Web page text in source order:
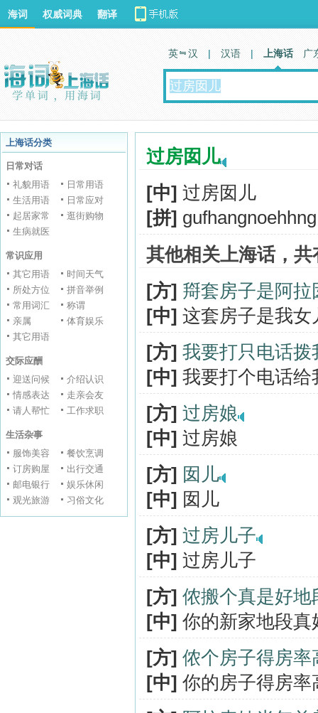
海词 权威词典 翻译
英 汉 | 汉语 | 上海话 广
上海话分类
日常对话
礼貌用语
日常用语
生活用语
日常应对
起居家常
逛街购物
生病就医
常识应用
其它用语
时间天气
所处方位
拼音举例
常用词汇
称谓
亲属
体育娱乐
其它用语
交际应酬
迎送问候
介绍认识
情感表达
走亲会友
请人帮忙
工作求职
生活杂事
服饰美容
餐饮烹调
订房购屋
出行交通
邮电银行
娱乐休闲
观光旅游
习俗文化
过房囡儿
[中] 过房囡儿
[拼] gufhangnoehhng
其他相关上海话，共
[方] 搿套房子是阿
[中] 这套房子是我女
[方] 我要打只电话拨
[中] 我要打个电话给
[方] 过房娘
[中] 过房娘
[方] 囡儿
[中] 囡儿
[方] 过房儿子
[中] 过房儿子
[方] 侬搬个真是好
[中] 你的新家地段
[方] 侬个房子得房
[中] 你的房子得房